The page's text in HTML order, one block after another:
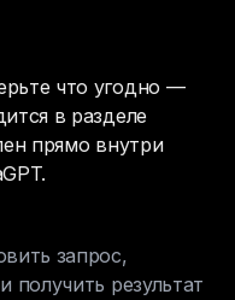
что угодно —
в разделе
прямо внутри
запрос,
получить результат